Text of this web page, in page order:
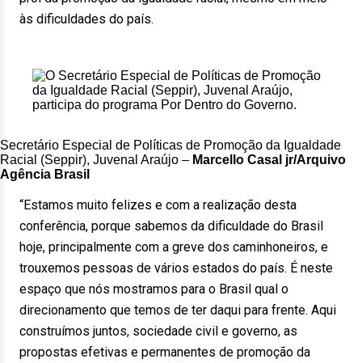
às dificuldades do país.
Secretário Especial de Políticas de Promoção da Igualdade
Racial (Seppir), Juvenal Araújo – Marcello Casal jr/Arquivo
Agência Brasil
“Estamos muito felizes e com a realização desta
conferência, porque sabemos da dificuldade do Brasil
hoje, principalmente com a greve dos caminhoneiros, e
trouxemos pessoas de vários estados do país. É neste
espaço que nós mostramos para o Brasil qual o
direcionamento que temos de ter daqui para frente. Aqui
construímos juntos, sociedade civil e governo, as
propostas efetivas e permanentes de promoção da